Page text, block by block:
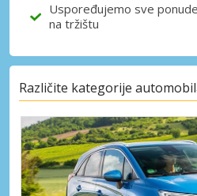
Uspoređujemo sve
na tržištu
Različite kategorije